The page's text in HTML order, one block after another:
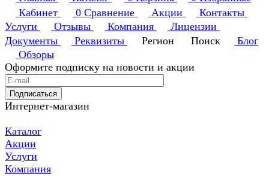
Кабинет
0 Сравнение Акции
Контакты
Услуги
Отзывы Компания
Лицензии
Документы
Реквизиты Регион Поиск
Блог
Обзоры
Оформите подписку на новости и акции
Подписаться
Интернет-магазин
Каталог
Акции
Услуги
Компания